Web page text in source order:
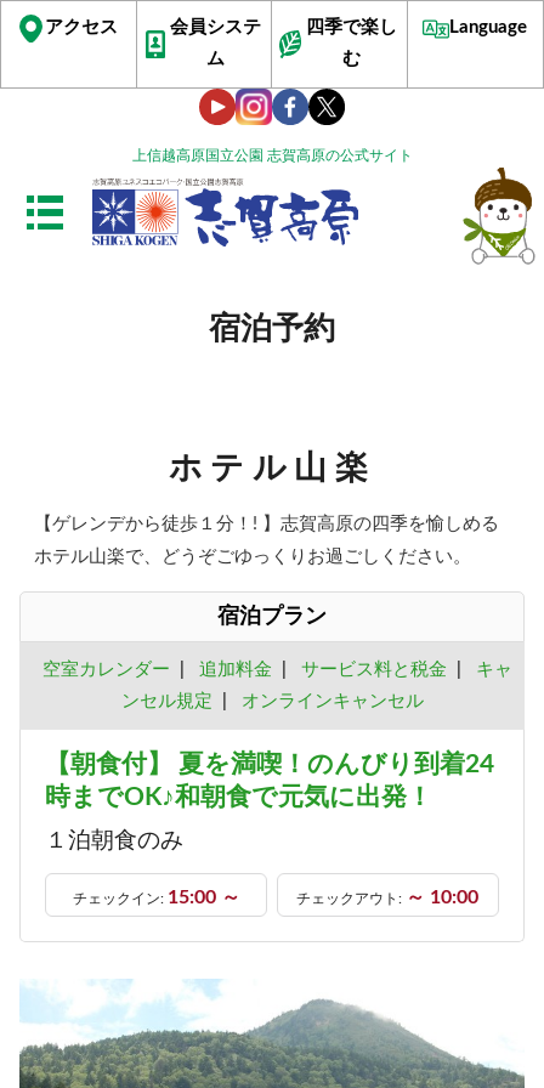
上信越高原国立公園 志賀高原の公式サイト
アクセス
会員システ
ム
四季で楽し
む
Language
宿泊予約
ホテル山楽
【ゲレンデから徒歩１分！! 】志賀高原の四季を愉しめる
ホテル山楽で、どうぞごゆっくりお過ごしください。
宿泊プラン
空室カレンダー 追加料金 サービス料と税金
キャ
ンセル規定
オンラインキャンセル
【朝食付】 夏を満喫！のんびり到着24
時までOK♪和朝食で元気に出発！
１泊朝食のみ
チェックイン: 15:00 ～ チェックアウト: ～ 10:00